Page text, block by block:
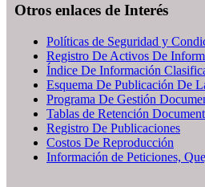
Otros enlaces de Interés
Políticas de Seguridad y
Registro De Activos De
Índice De Información
Esquema De Publicación De
Programa De Gestión
Tablas de Retención
Registro De Publicaciones
Costos De Reproducción
Información de Peticiones,